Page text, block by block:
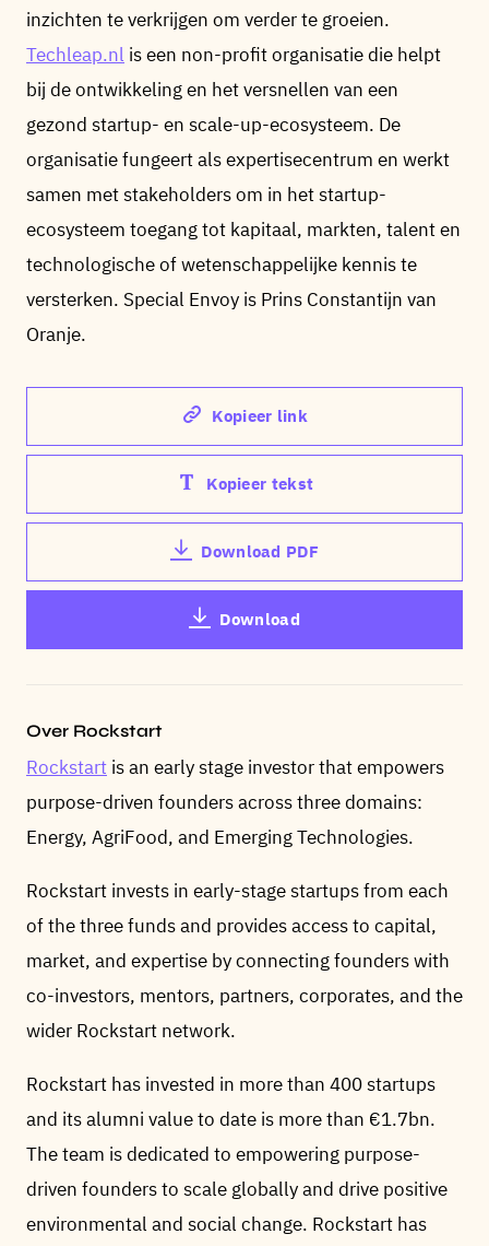
inzichten te verkrijgen om verder te groeien.
Techleap.nl is een non-profit organisatie die helpt
bij de ontwikkeling en het versnellen van een
gezond startup- en scale-up-ecosysteem. De
organisatie fungeert als expertisecentrum en werkt
samen met stakeholders om in het startup-
ecosysteem toegang tot kapitaal, markten, talent en
technologische of wetenschappelijke kennis te
versterken. Special Envoy is Prins Constantijn van
Oranje.
Kopieer link
Kopieer tekst
Download PDF
Download
Over Rockstart
Rockstart is an early stage investor that empowers
purpose-driven founders across three domains:
Energy, AgriFood, and Emerging Technologies.
Rockstart invests in early-stage startups from each
of the three funds and provides access to capital,
market, and expertise by connecting founders with
co-investors, mentors, partners, corporates, and the
wider Rockstart network.
Rockstart has invested in more than 400 startups
and its alumni value to date is more than €1.7bn.
The team is dedicated to empowering purpose-
driven founders to scale globally and drive positive
environmental and social change. Rockstart has